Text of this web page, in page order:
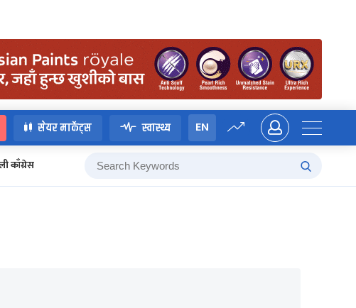
सेयर मार्केट्स स्वास्थ्य EN
काँग्रेस